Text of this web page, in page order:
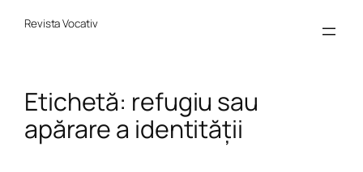
Revista Vocativ
Etichetă: refugiu sau
apărare a identității